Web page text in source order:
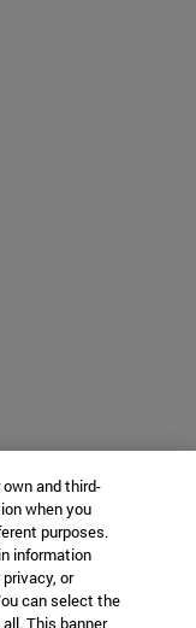
and third-
when you
purposes.
information
or
can select the
This banner